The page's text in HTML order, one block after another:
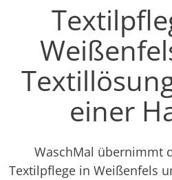
einer
WaschMal übernimmt
Textilpflege in Weißenfels